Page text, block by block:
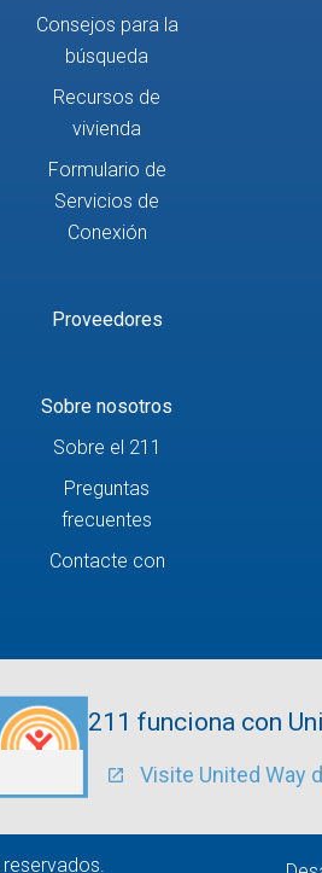
Consejos para la
búsqueda
Recursos de
vivienda
Formulario de
Servicios de
Conexión
Proveedores
Sobre nosotros
Sobre el 211
Preguntas
frecuentes
Contacte con
211 funciona con
Visite United Way